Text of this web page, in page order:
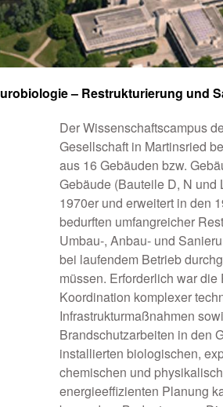
– Restrukturierung und
Der Wissenschaftscampus
Gesellschaft in Martinsried
aus 16 Gebäuden bzw.
Gebäude (Bauteile D, N und
1970er und erweitert in den
bedurften umfangreicher
Umbau-, Anbau- und
bei laufendem Betrieb
müssen. Erforderlich war die
Koordination komplexer
Infrastrukturmaßnahmen
Brandschutzarbeiten in den
installierten biologischen,
chemischen und
energieeffizienten Planung